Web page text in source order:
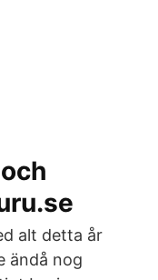
alt detta år
ändå nog